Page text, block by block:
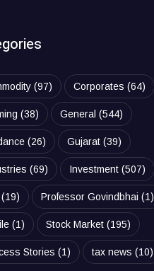
(97) Corporates (64)
(38) General (544)
(26) Gujarat(39)
(69) Investment(507)
(19) Professor Govindbhai (1)
(1) Stock Market(195)
Stories (1) tax news (10)